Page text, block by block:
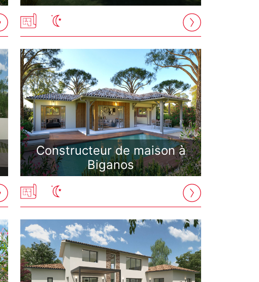
Constructeur de maison à
Biganos